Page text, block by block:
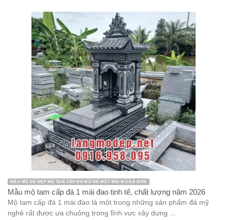
MẪU MỘ ĐÁ ĐẸP MỘ TAM CẤP ĐÁ MỘ ĐÁ MỘT MÁI MỘ ĐÁ ĐƠN
Mẫu mộ tam cấp đá 1 mái đao tinh tế, chất lượng năm 2026
Mộ tam cấp đá 1 mái đao là một trong những sản phẩm đá mỹ
nghệ rất được ưa chuộng trong lĩnh vực xây dựng ...